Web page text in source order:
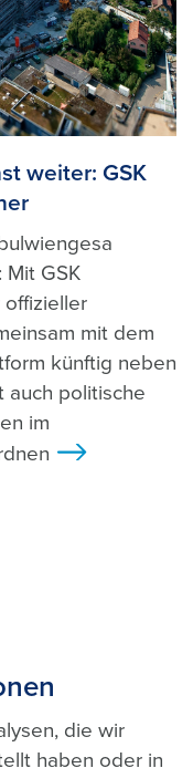
weiter: GSK
GSK
mit dem
künftig neben
auch politische
im
die wir
haben oder in